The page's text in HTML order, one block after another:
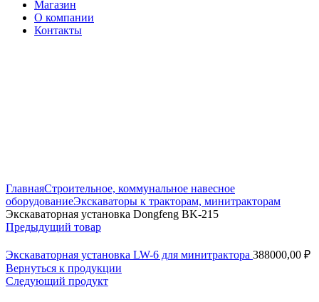
Магазин
О компании
Контакты
ГлавнаяСтроительное, коммунальное навесное
оборудованиеЭкскаваторы к тракторам, минитракторам
Экскаваторная установка Dongfeng BK-215
Предыдущий товар
Экскаваторная установка LW-6 для минитрактора 388000,00 ₽
Вернуться к продукции
Следующий продукт